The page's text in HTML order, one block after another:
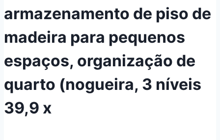
armazenamento de piso de
madeira para pequenos
espaços, organização de
quarto (nogueira, 3 níveis
39,9 x